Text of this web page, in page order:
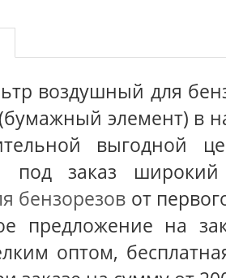
воздушный для
элемент) в
выгодной
заказ широкий
бензорезов от
предложение на
оптом,